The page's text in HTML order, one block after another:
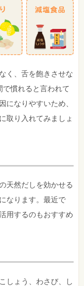
く、舌を飽きさせな
慣れると言われて
になりやすいため、
取り入れてみましょ
天然だしを効かせる
なります。最近で
用するのもおすすめ
しょう、わさび、し